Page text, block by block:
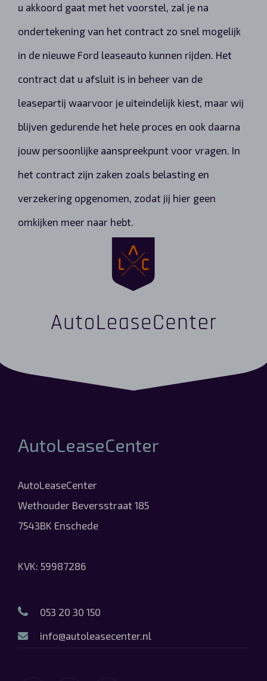
u akkoord gaat met het voorstel, zal je na
ondertekening van het contract zo snel mogelijk
in de nieuwe Ford leaseauto kunnen rijden. Het
contract dat u afsluit is in beheer van de
leasepartij waarvoor je uiteindelijk kiest, maar wij
blijven gedurende het hele proces en ook daarna
jouw persoonlijke aanspreekpunt voor vragen. In
het contract zijn zaken zoals belasting en
verzekering opgenomen, zodat jij hier geen
omkijken meer naar hebt.
AutoLeaseCenter
AutoLeaseCenter
Wethouder Beversstraat 185
7543BK Enschede
KVK: 59987286
053 20 30 150
info@autoleasecenter.nl